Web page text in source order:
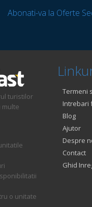
Abonati-va la Oferte
turistilor
multe
o unitate
Termeni
Intrebari
Blog
Ajutor
Despre
Contact
Ghid